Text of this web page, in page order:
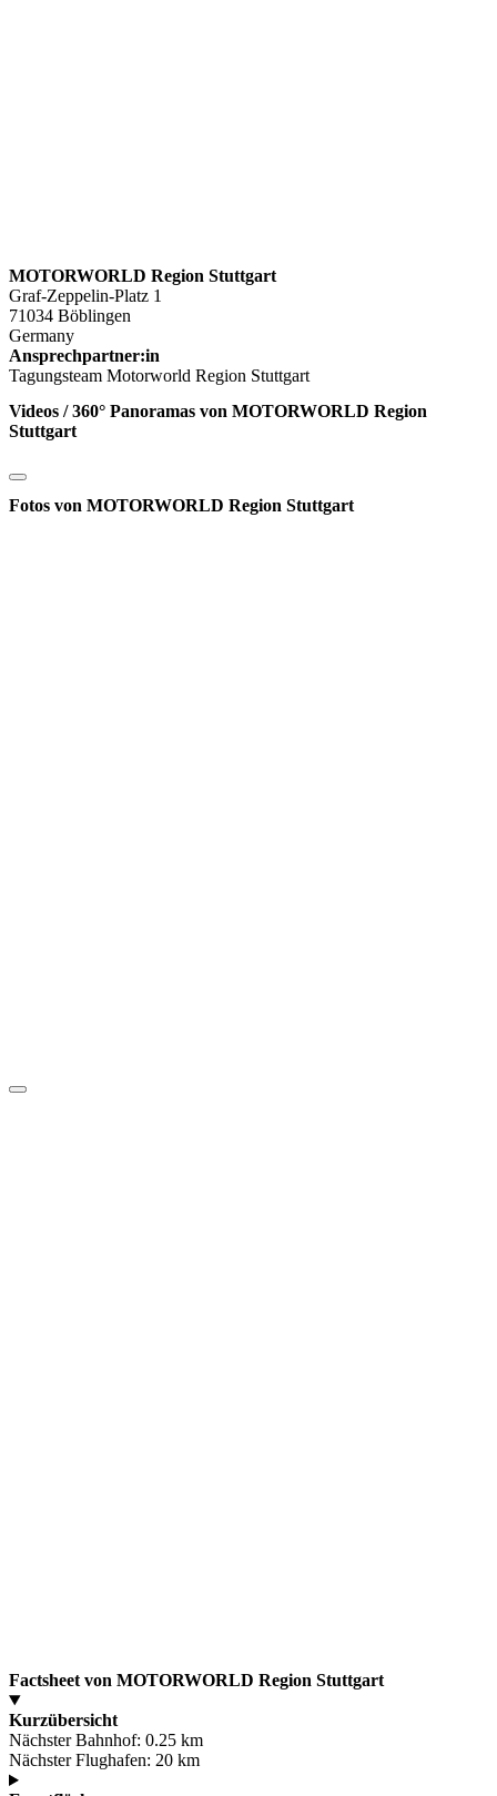
MOTORWORLD Region Stuttgart
Graf-Zeppelin-Platz 1
71034 Böblingen
Germany
Ansprechpartner:in
Tagungsteam Motorworld Region Stuttgart
Videos / 360° Panoramas von MOTORWORLD Region
Stuttgart
Fotos von MOTORWORLD Region Stuttgart
Factsheet von MOTORWORLD Region Stuttgart
Kurzübersicht
Nächster Bahnhof: 0.25 km
Nächster Flughafen: 20 km